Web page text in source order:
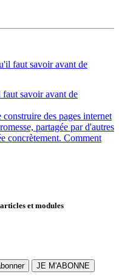
savoir avant de
des pages internet
partagée par d'autres
concrètement. Comment
et modules
JE M'ABONNE